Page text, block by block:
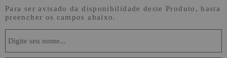
Para ser avisado da disponibilidade deste Produto, basta
preencher os campos abaixo.